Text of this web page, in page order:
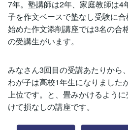
7年。塾講師は2年、家庭教師は4
子を作文ベースで塾なし受験に
始めた作文添削講座では3名の合
の受講生がいます。
みなさん3回目の受講あたりから
わが子は高校1年生になりました
上位です。と、畳みかけるよう
けて損なしの講座です。